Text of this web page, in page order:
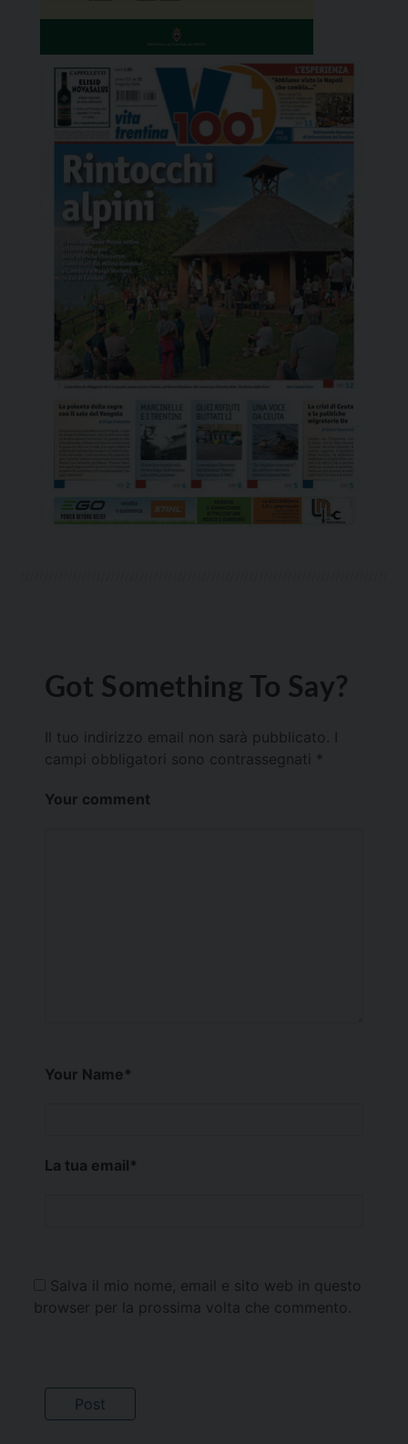
Got Something To Say?
Il tuo indirizzo email non sarà pubblicato.
campi obbligatori sono contrassegnati *
Your comment
Your Name*
La tua email*
Salva il mio nome, email e sito web in questo
browser per la prossima volta che commento.